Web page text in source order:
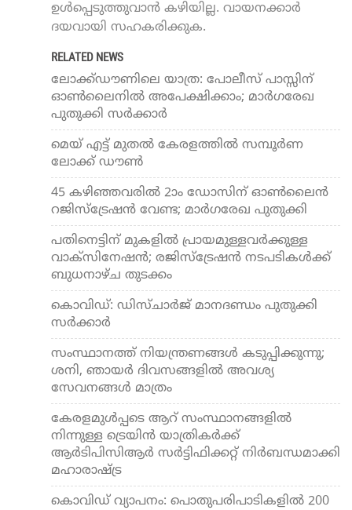
ഉൾപ്പെടുത്തുവാൻ കഴിയില്ല. വായനക്കാർ
ദയവായി സഹകരിക്കുക.
RELATED NEWS
ലോക്ക്ഡൗണിലെ യാത്ര: പോലീസ് പാസ്സിന്
ഓണ്‍ലൈനില്‍ അപേക്ഷിക്കാം; മാര്‍ഗരേഖ
പുതുക്കി സര്‍ക്കാര്‍
മെയ് എട്ട് മുതല്‍ കേരളത്തില്‍ സമ്പൂര്‍ണ
ലോക്ക് ഡൗണ്‍
45 കഴിഞ്ഞവരില്‍ 2ാം ഡോസിന് ഓണ്‍ലൈന്‍
റജിസ്‌ട്രേഷന്‍ വേണ്ട; മാര്‍ഗരേഖ പുതുക്കി
പതിനെട്ടിന് മുകളില്‍ പ്രായമുള്ളവര്‍ക്കുള്ള
വാക്സിനേഷന്‍; രജിസ്ട്രേഷന്‍ നടപടികള്‍ക്ക്
ബുധനാഴ്ച തുടക്കം
കൊവിഡ്: ഡിസ്ചാര്‍ജ് മാനദണ്ഡം പുതുക്കി
സര്‍ക്കാര്‍
സംസ്ഥാനത്ത് നിയന്ത്രണങ്ങള്‍ കടുപ്പിക്കുന്നു;
ശനി, ഞായര്‍ ദിവസങ്ങളില്‍ അവശ്യ
സേവനങ്ങള്‍ മാത്രം
കേരളമുള്‍പ്പടെ ആറ് സംസ്ഥാനങ്ങളില്‍
നിന്നുള്ള ട്രെയിന്‍ യാത്രികര്‍ക്ക്
ആര്‍ടിപിസിആര്‍ സര്‍ട്ടിഫിക്കറ്റ് നിര്‍ബന്ധമാക്കി
മഹാരാഷ്ട്ര
കൊവിഡ് വ്യാപനം: പൊതുപരിപാടികളില്‍ 200